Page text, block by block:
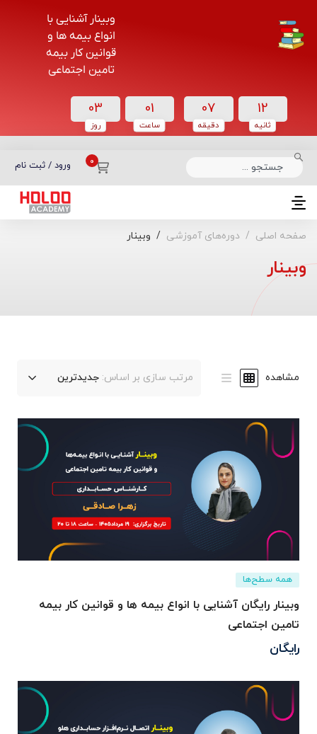
وبینار آشنایی با
انواع بیمه ها و
قوانین کار بیمه
تامین اجتماعی
03
روز
01
ساعت‌
07
دقیقه
11
ثانیه
ورود / ثبت نام
دسته بندی دوره‌ها
صفحه اصلی دوره‌های آموزشی وبینار
وبینار
مشاهده مرتب سازی بر اساس: جدیدترین
همه سطح‌ها
وبینار رایگان آشنایی با انواع بیمه ها و قوانین کار بیمه
تامین اجتماعی
رایگان